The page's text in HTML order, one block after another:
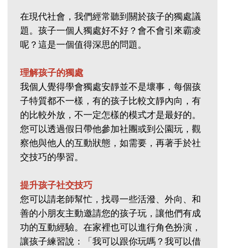
在現代社會，我們經常聽到關於孩子的獨處議
題。孩子一個人獨處好不好？會不會引來霸凌
呢？這是一個值得深思的問題。
理解孩子的獨處
我個人覺得學會獨處安靜並不是壞事，每個孩
子特質都不一樣，有的孩子比較文靜內向，有
的比較外放，不一定怎樣的模式才是最好的。
您可以透過假日帶他參加社團或到公園玩，觀
察他與他人的互動狀態，如需要，再著手於社
交技巧的學習。
提升孩子社交技巧
您可以請老師幫忙，找尋一些活潑、外向、和
善的小朋友主動邀請您的孩子玩，讓他們有成
功的互動經驗。在家裡也可以進行角色扮演，
讓孩子練習說：「我可以跟你玩嗎？我可以借